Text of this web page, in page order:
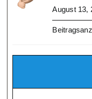
August 13,